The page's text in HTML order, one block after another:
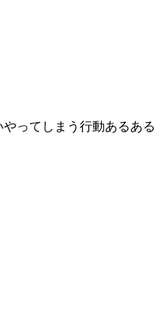
やってしまう行動あるある